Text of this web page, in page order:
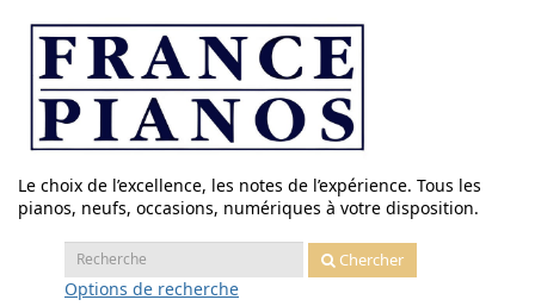
contenu
Le choix de l’excellence, les notes de l’expérience. Tous les
pianos, neufs, occasions, numériques à votre disposition.
Recherche
:
Chercher
Options de recherche